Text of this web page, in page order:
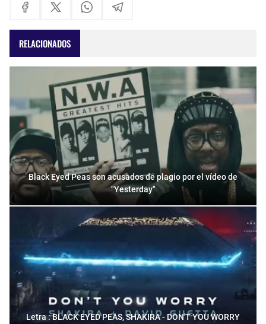
RELACIONADOS
Black Eyed Peas son acusados de plagio por el vídeo de
"Yesterday"
Letra : BLACK EYED PEAS, SHAKIRA - DON'T YOU WORRY